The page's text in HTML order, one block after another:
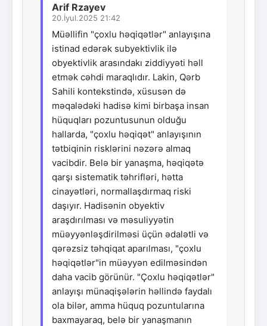
Arif Rzayev
20.İyul.2025 21:42
Müəllifin "çoxlu həqiqətlər" anlayışına
istinad edərək subyektivlik ilə
obyektivlik arasındakı ziddiyyəti həll
etmək cəhdi maraqlıdır. Lakin, Qərb
Sahili kontekstində, xüsusən də
məqalədəki hadisə kimi birbaşa insan
hüquqları pozuntusunun olduğu
hallarda, "çoxlu həqiqət" anlayışının
tətbiqinin risklərini nəzərə almaq
vacibdir. Belə bir yanaşma, həqiqətə
qarşı sistematik təhrifləri, hətta
cinayətləri, normallaşdırmaq riski
daşıyır. Hadisənin obyektiv
araşdırılması və məsuliyyətin
müəyyənləşdirilməsi üçün ədalətli və
qərəzsiz təhqiqat aparılması, "çoxlu
həqiqətlər"in müəyyən edilməsindən
daha vacib görünür. "Çoxlu həqiqətlər"
anlayışı münaqişələrin həllində faydalı
ola bilər, amma hüquq pozuntularına
baxmayaraq, belə bir yanaşmanın